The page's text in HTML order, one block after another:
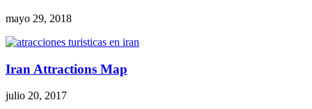
mayo 29, 2018
Iran Attractions Map
julio 20, 2017